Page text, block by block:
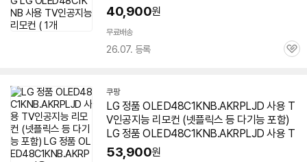
40,900원
무료배송
26.07. 등록
관
쿠팡
LG 정품 OLED48C1KNB.AKRPLJD 사용 T
V인공지능 리모컨 (넷플릭스 등 다기능 포함)
LG 정품 OLED48C1KNB.AKRPLJD 사용 T
53,900원